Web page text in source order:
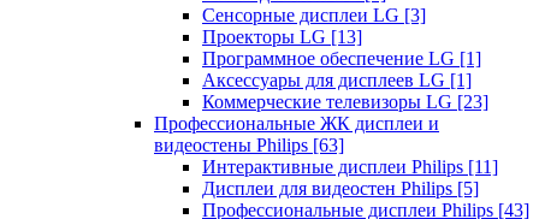
Сенсорные дисплеи LG [3]
Проекторы LG [13]
Программное обеспечение LG [1]
Аксессуары для дисплеев LG [1]
Коммерческие телевизоры LG [23]
Профессиональные ЖК дисплеи и
видеостены Philips [63]
Интерактивные дисплеи Philips [11]
Дисплеи для видеостен Philips [5]
Профессиональные дисплеи Philips [43]